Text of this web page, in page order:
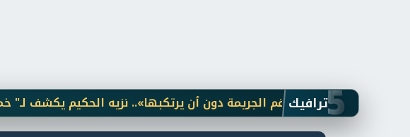
5ترافيك
قد يحمل رقم الجريمة دون أن يرتكبها».. نزيه الحكيم يكشف لـ" خمسة